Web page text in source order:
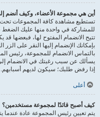
أين هي مجموعة الأعضاء، وكيف أنضم
تستطيع مشاهدة كافة المجموعات تحت
للمشاركة في واحدة منها عليك الضغط
تتيح الانضمام المفتوح لها، فبعضها قد
بإمكانك الإنضمام إليها النقر على
بالتماس الانضمام للمجموعة، رئيس
يسألك عن سبب رغبتك في الانضمام
إذا رفض طلبك؛ سيكون لديهم أسبابهم.
أعلى
كيف أصبح قائدًا لمجموعة مستخدمين؟
يتم تعيين رئيس المجموعة عادة عندما